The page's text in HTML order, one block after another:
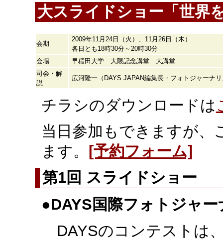
大スライドショー「世界
会期
2009年11月24日（火）、11月26日（木）
各日とも18時30分～20時30分
会場
早稲田大学 大隈記念講堂 大講堂
司会・解
説
広河隆一（DAYS JAPAN編集長・フォトジャーナ
チラシのダウンロードは
当日参加もできますが、
ます。
[予約フォーム]
第1回 スライドショ
●DAYS国際フォトジャ
DAYSのコンテストは